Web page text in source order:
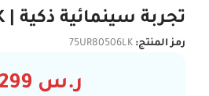
تجربة سينمائية ذكية | 75UR80506LK
رمز المنتج: 75UR80506LK
ر.س